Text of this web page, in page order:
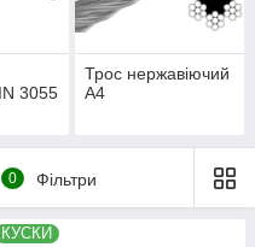
3055
Трос нержавіючий
А4
0 Фільтри
КУСКИ